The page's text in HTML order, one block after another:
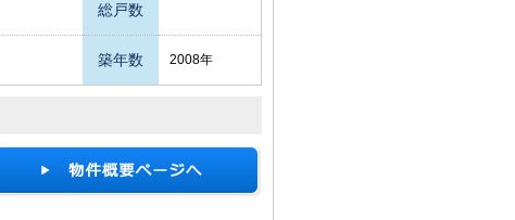
総戸数
築年数 2008年